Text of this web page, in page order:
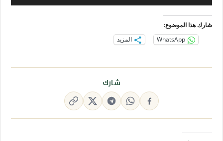
الصوت
شارك هذا الموضوع:
WhatsApp المزيد
شارك